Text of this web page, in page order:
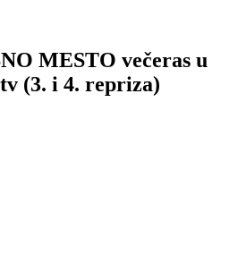
MESTO večeras u
(3. i 4. repriza)